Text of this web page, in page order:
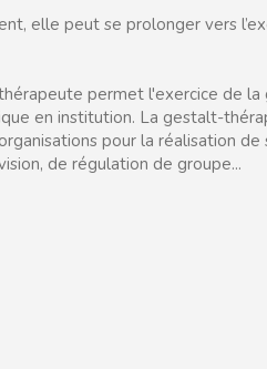
elle peut se prolonger vers
permet l'exercice de la
en institution. La gestalt-
pour la réalisation de
de régulation de groupe...